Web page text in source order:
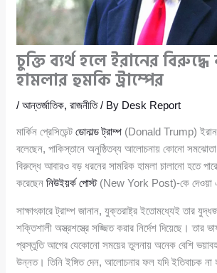
চুক্তি ব্যর্থ হলে ইরানের
হামলার হুমকি ট্রাম্পের
/আন্তর্জাতিক,রাজনীতি/ By Desk Report
মার্কিন প্রেসিডেন্টডোনাল্ড ট্রাম্প (Donald Trump)
বলেছেন, পাকিস্তানে অনুষ্ঠিতব্য আলোচনায় কোনো সমঝোতা
বিরুদ্ধে আবারও বড় ধরনের সামরিক হামলা চালানো হতে
করেছেননিউইয়র্ক পোস্ট(New York Post)-কে দেওয়া
সাক্ষাৎকারে ট্রাম্প জানান, যুক্তরাষ্ট্র ইতোমধ্যেই তার
শক্তিশালী অস্ত্রশস্ত্রে সজ্জিত করার নির্দেশ দিয়েছে। তার
প্রস্তুতি আগের যেকোনো সময়ের তুলনায় অনেক বেশি
উন্নত। তিনি ইঙ্গিত দেন, আলোচনার ফল যদি ইতিবাচক